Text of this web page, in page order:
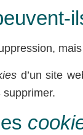
d’un site